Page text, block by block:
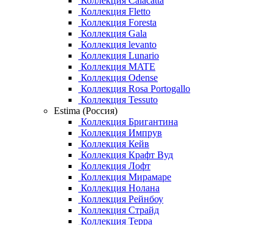
Коллекция Fletto
Коллекция Foresta
Коллекция Gala
Коллекция levanto
Коллекция Lunario
Коллекция MATE
Коллекция Odense
Коллекция Rosa Portogallo
Коллекция Tessuto
Estima (Россия)
Коллекция Бригантина
Коллекция Импрув
Коллекция Кейв
Коллекция Крафт Вуд
Коллекция Лофт
Коллекция Мирамаре
Коллекция Нолана
Коллекция Рейнбоу
Коллекция Страйд
Коллекция Терра